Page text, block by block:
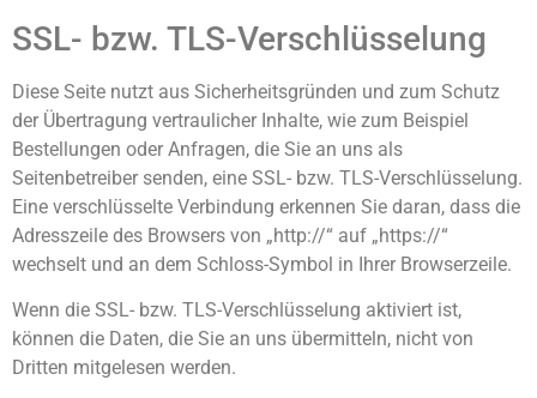
SSL- bzw. TLS-Verschlüsselung
Diese Seite nutzt aus Sicherheitsgründen und zum Schutz
der Übertragung vertraulicher Inhalte, wie zum Beispiel
Bestellungen oder Anfragen, die Sie an uns als
Seitenbetreiber senden, eine SSL- bzw. TLS-Verschlüsselung.
Eine verschlüsselte Verbindung erkennen Sie daran, dass die
Adresszeile des Browsers von „http://“ auf „https://“
wechselt und an dem Schloss-Symbol in Ihrer Browserzeile.
Wenn die SSL- bzw. TLS-Verschlüsselung aktiviert ist,
können die Daten, die Sie an uns übermitteln, nicht von
Dritten mitgelesen werden.